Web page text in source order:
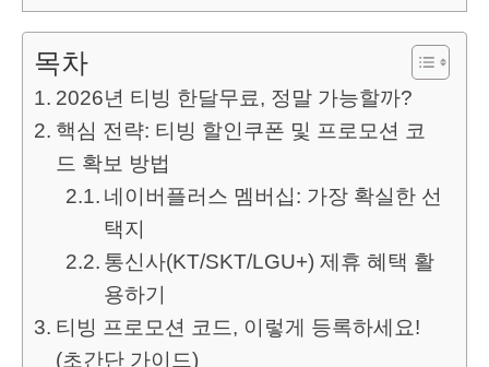
목차
2026년 티빙 한달무료, 정말 가능할까?
핵심 전략: 티빙 할인쿠폰 및 프로모션 코
드 확보 방법
네이버플러스 멤버십: 가장 확실한 선
택지
통신사(KT/SKT/LGU+) 제휴 혜택 활
용하기
티빙 프로모션 코드, 이렇게 등록하세요!
(초간단 가이드)